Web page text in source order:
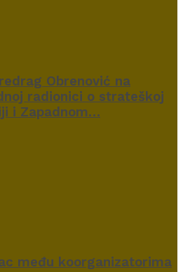
Obrenović na
radionici o strateškoj
i Zapadnom…
među koorganizatorima